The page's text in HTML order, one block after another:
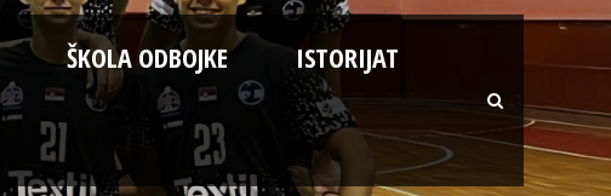
ŠKOLA ODBOJKE ISTORIJAT